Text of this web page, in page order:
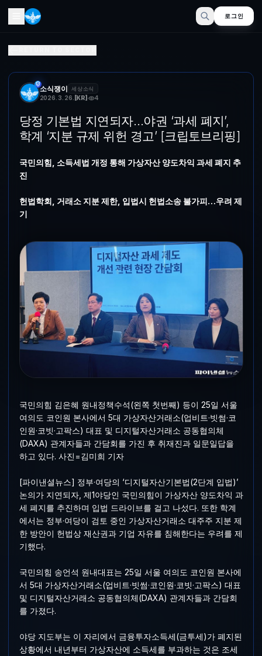
로그인
소식쟁이 세상소식
2026. 3. 26. [KR] 4
당정 기본법 지연되자…야권 ‘과세 폐지’,
학계 ‘지분 규제 위헌 경고’ [크립토브리핑]
국민의힘, 소득세법 개정 통해 가상자산 양도차익 과세 폐지 추
진
헌법학회, 거래소 지분 제한, 입법시 헌법소송 불가피…우려 제
기
국민의힘 김은혜 원내정책수석(왼쪽 첫번째) 등이 25일 서울
여의도 코인원 본사에서 5대 가상자산거래소(업비트·빗썸·코
인원·코빗·고팍스) 대표 및 디지털자산거래소 공동협의체
(DAXA) 관계자들과 간담회를 가진 후 취재진과 일문일답을
하고 있다. 사진=김미희 기자
[파이낸셜뉴스] 정부·여당의 ‘디지털자산기본법(2단계 입법)’
논의가 지연되자, 제1야당인 국민의힘이 가상자산 양도차익 과
세 폐지를 추진하며 입법 드라이브를 걸고 나섰다. 또한 학계
에서는 정부·여당이 검토 중인 가상자산거래소 대주주 지분 제
한 방안이 헌법상 재산권과 기업 자유를 침해한다는 우려를 제
기했다.
국민의힘 송언석 원내대표는 25일 서울 여의도 코인원 본사에
서 5대 가상자산거래소(업비트·빗썸·코인원·코빗·고팍스) 대표
및 디지털자산거래소 공동협의체(DAXA) 관계자들과 간담회
를 가졌다.
야당 지도부는 이 자리에서 금융투자소득세(금투세)가 폐지된
상황에서 내년부터 가상자산에 소득세를 부과하는 것은 조세